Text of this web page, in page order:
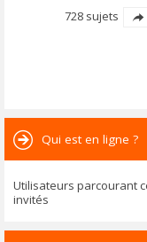
728 sujets
Qui est en ligne ?
Utilisateurs parcourant
invités